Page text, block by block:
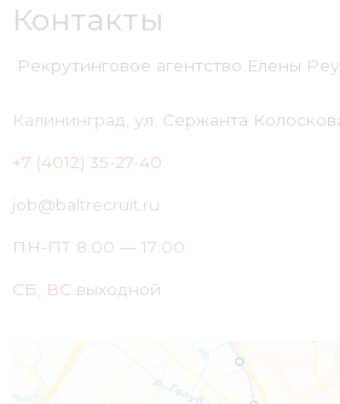
Контакты
Рекрутинговое агентство Елены
Калининград, ул. Сержанта
+7 (4012) 35-27-40
job@baltrecruit.ru
ПН-ПТ 8:00 — 17:00
СБ, ВС выходной